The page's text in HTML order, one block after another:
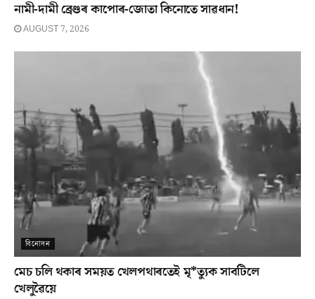
নামী-দামী ব্ৰেণ্ডৰ কাপোৰ-জোতা কিনোতে সাৱধান!
AUGUST 7, 2026
বিনোদন
মেচ চলি থকাৰ সময়ত খেলপথাৰতেই মৃ*ত্যুক সাবটিলে
খেলুৱৈয়ে